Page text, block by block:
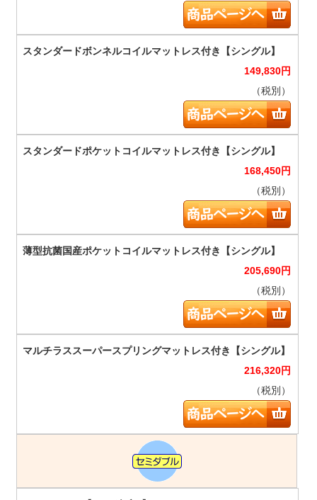
149,830円
（税別）
168,450円
（税別）
205,690円
（税別）
216,320円
（税別）